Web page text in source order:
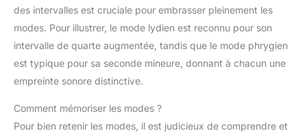
des intervalles est cruciale pour embrasser pleinement les
modes. Pour illustrer, le mode lydien est reconnu pour son
intervalle de quarte augmentée, tandis que le mode phrygien
est typique pour sa seconde mineure, donnant à chacun une
empreinte sonore distinctive.
Comment mémoriser les modes ?
Pour bien retenir les modes, il est judicieux de comprendre et